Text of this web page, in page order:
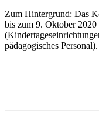
Zum Hintergrund: Das
bis zum 9. Oktober
pädagogisches